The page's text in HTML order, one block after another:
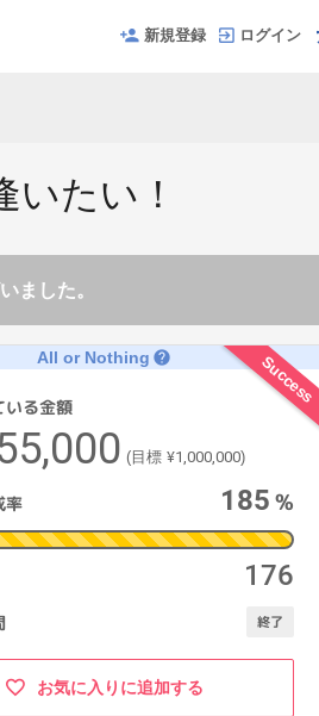
新規登録 ログイン
たい！
ました。
play_arrow
Success
All or Nothing help
いる金額
(目標 ¥1,000,000)
率 185 %
176
終了
お気に入りに追加する